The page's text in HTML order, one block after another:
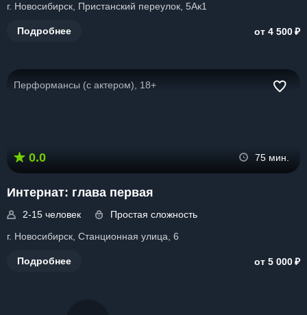
г. Новосибирск, Пристанский переулок, 5Ак1
Подробнее от 4 500₽
Перформансы (с актером), 18+
0.0 75 мин.
Интернат: глава первая
2-15 человек
Простая сложность
г. Новосибирск, Станционная улица, 6
Подробнее от 5 000₽